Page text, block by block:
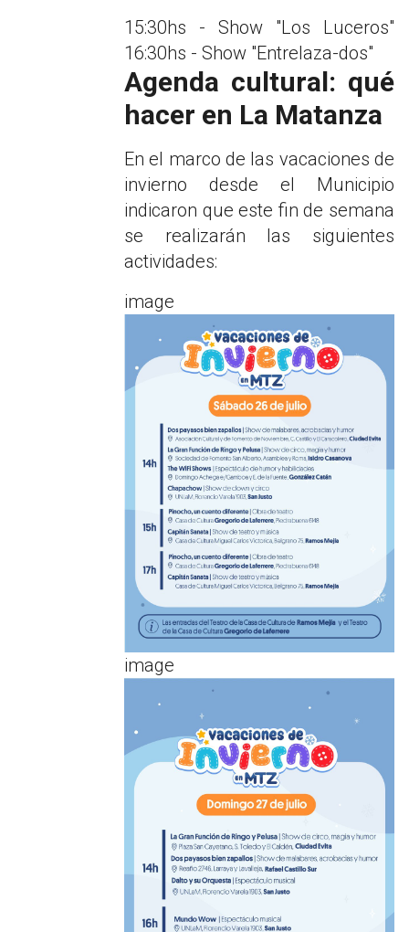
15:30hs - Show "Los Luceros"
16:30hs - Show "Entrelaza-dos"
Agenda cultural: qué
hacer en La Matanza
En el marco de las vacaciones de
invierno desde el Municipio
indicaron que este fin de semana
se realizarán las siguientes
actividades:
image
image